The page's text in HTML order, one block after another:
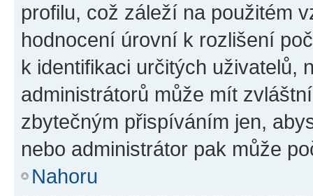
profilu, což záleží na použitém
hodnocení úrovní k rozlišení
k identifikaci určitých uživatelů,
administrátorů může mít
zbytečným přispíváním jen,
nebo administrátor pak může
Nahoru